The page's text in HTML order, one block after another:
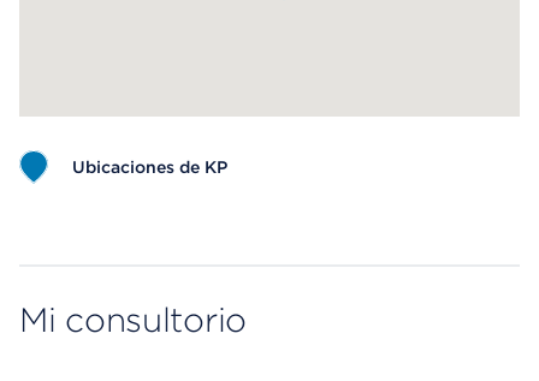
Ubicaciones de KP
Mi consultorio